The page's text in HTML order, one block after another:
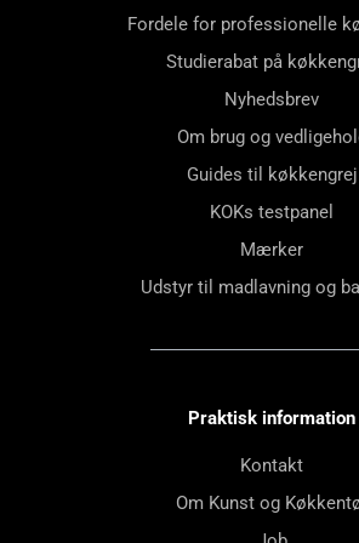
Fordele for professionelle
Studierabat på
Nyhedsbrev
Om brug og
Guides til køkkengrej
KOKs testpanel
Mærker
Udstyr til madlavning og
Praktisk information
Kontakt
Om Kunst og